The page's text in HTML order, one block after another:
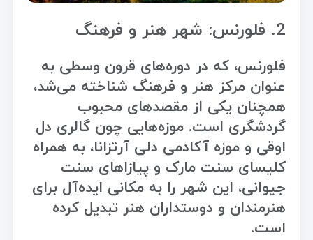
2. فلورنس: شهر هنر و فرهنگ
فلورنس، که در دوره‌های قرون وسطی به
عنوان مرکز هنر و فرهنگ شناخته می‌شد،
همچنان یکی از مقصدهای محبوب
گردشگری است. موزه‌هایی چون گالری دل
اوقی و موزه آکادمی دلی آرتزانا، به همراه
کلیسای سنت مارک و پیازاهای سنت
جیوانی، این شهر را به مکانی ایده‌آل برای
هنرمندان و دوستداران هنر تبدیل کرده
است.